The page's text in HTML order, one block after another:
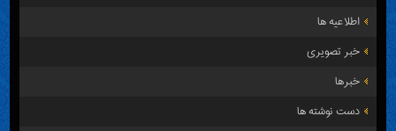
اطلاعیه ها
خبر تصویری
خبرها
دست نوشته ها